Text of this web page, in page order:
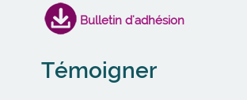
Bulletin d'adhésion
Témoigner